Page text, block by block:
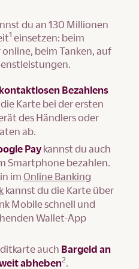
du an 130 Millionen
1 einsetzen: beim
beim Tanken, auf
kontaktlosen Bezahlens
die Karte bei der ersten
des Händlers oder
ab.
Pay kannst du auch
Smartphone bezahlen.
im Online Banking
kannst du die Karte über
Mobile schnell und
Wallet-App
auch Bargeld an
abheben2.